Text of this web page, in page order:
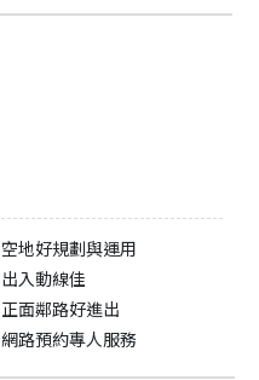
空地好規劃與運用
出入動線佳
正面鄰路好進出
網路預約專人服務